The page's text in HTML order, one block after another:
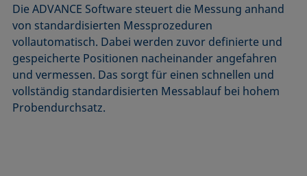
Die ADVANCE Software steuert die Messung anhand
von standardisierten Messprozeduren
vollautomatisch. Dabei werden zuvor definierte und
gespeicherte Positionen nacheinander angefahren
und vermessen. Das sorgt für einen schnellen und
vollständig standardisierten Messablauf bei hohem
Probendurchsatz.